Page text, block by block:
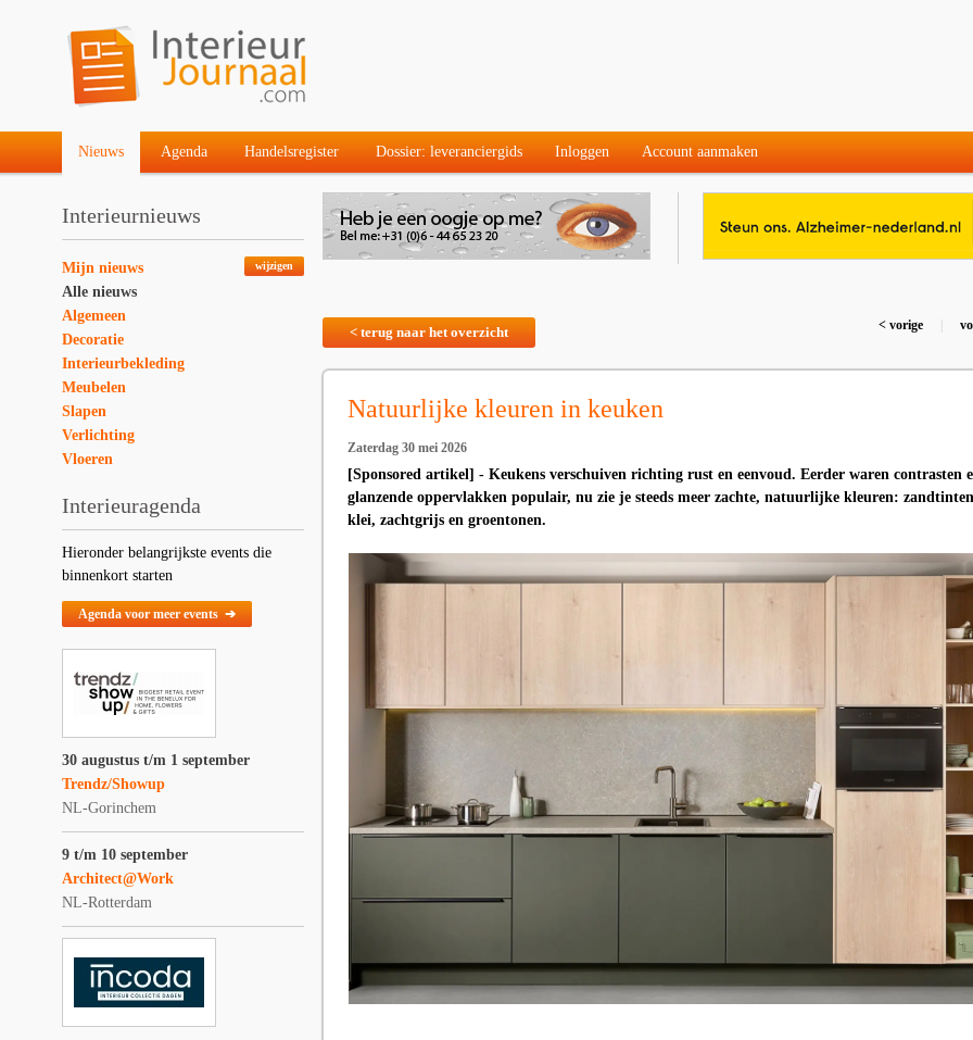
Nieuws Agenda Handelsregister Dossier: leveranciergids Inloggen Account aanmaken
Interieurnieuws
wijzigen
Mijn nieuws
Alle nieuws
Algemeen
Decoratie
Interieurbekleding
Meubelen
Slapen
Verlichting
Vloeren
Interieuragenda
Hieronder belangrijkste events die
binnenkort starten
Agenda voor meer events ➔
30 augustus t/m 1 september
Trendz/Showup
NL-Gorinchem
9 t/m 10 september
Architect@Work
NL-Rotterdam
< terug naar het overzicht < vorige
Natuurlijke kleuren in keuken
Zaterdag 30 mei 2026
[Sponsored artikel] - Keukens verschuiven richting rust en eenvoud. Eerder waren contrasten
glanzende oppervlakken populair, nu zie je steeds meer zachte, natuurlijke kleuren:
klei, zachtgrijs en groentonen.